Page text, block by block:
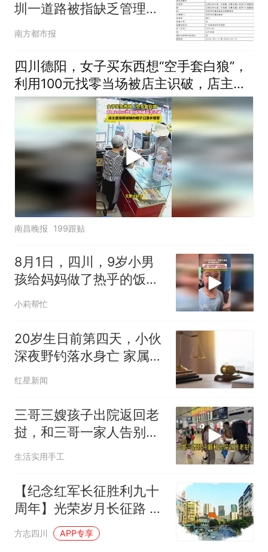
圳一道路被指缺乏管理，
街道办回应
南方都市报
四川德阳，女子买东西想“空手套白狼”，
利用100元找零当场被店主识破，店主报
警
南昌晚报 199跟贴
8月1日，四川，9岁小男
孩给妈妈做了热乎的饭
菜，妈妈在一旁暖心夸赞
小莉帮忙
20岁生日前第四天，小伙
深夜野钓落水身亡 家属起
诉三同行者索赔40万元！
红星新闻
三哥三嫂孩子出院返回老
挝，和三哥一家人告别准
备了红包给到三哥
生活实用手工
【纪念红军长征胜利九十
周年】光荣岁月长征路 七
十年变化见证沧桑历程||
朱兴弟
方志四川 APP专享